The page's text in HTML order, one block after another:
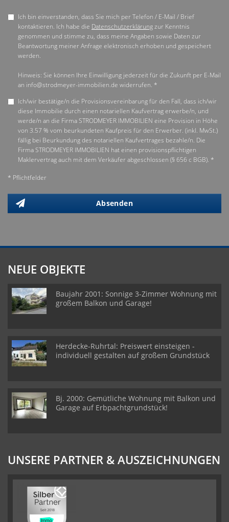
Ich bin einverstanden, dass Sie mich per Telefon / E-Mail / Brief
kontaktieren. Ich habe die Datenschutzerklärungzur Kenntnis
genommen und stimme zu, dass meine Angaben sowie Daten zur
Beantwortung meiner Anfrage elektronisch erhoben und gespeichert
werden.
Hinweis: Sie können Ihre Einwilligung jederzeit für die Zukunft per E-Mail
an info@strodmeyer-immobilien.de widerrufen. *
Ich/wir bestätige/n die Provisionsvereinbarung für den Fall, dass ich/wir
diese Immobilie durch einen notariellen Kaufvertrag erwerbe/n, und
werde/n an die Firma STRODMEYER IMMOBILIEN eine Provision in Höhe
von 3.57 % vom beurkundeten Kaufpreis für den Erwerber. (inkl. MwSt.)
fällig bei Beurkundung des notariellen Kaufvertrages bezahle/n. Die
Firma STRODMEYER IMMOBILIEN hat einen provisionspflichtigen
Maklervertrag auch mit dem Verkäufer abgeschlossen (§ 656 c BGB). *
* Pflichtfelder
Absenden
NEUE OBJEKTE
Baujahr 2001: Sonnige 3-Zimmer Wohnung mit
großem Balkon und Garage!
Herdecke-Ruhrtal: Preiswert einsteigen -
individuell gestalten auf großem Grundstück
Bj. 2000: Gemütliche Wohnung mit Balkon und
Garage auf Erbpachtgrundstück!
UNSERE PARTNER & AUSZEICHNUNGEN